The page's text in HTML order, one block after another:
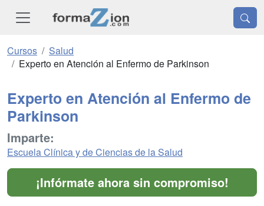
Cursos
Salud
Experto en Atención al Enfermo de Parkinson
Experto en Atención al Enfermo de
Parkinson
Imparte:
Escuela Clínica y de Ciencias de la Salud
¡Infórmate ahora sin compromiso!